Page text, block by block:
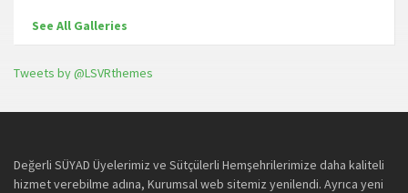
See All Galleries
Tweets by @LSVRthemes
Değerli SÜYAD Üyelerimiz ve Sütçülerli Hemşehrilerimize daha kaliteli
hizmet verebilme adına, Kurumsal web sitemiz yenilendi. Ayrıca yeni